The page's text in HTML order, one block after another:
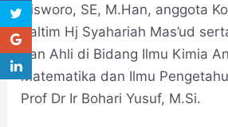
Kisworo, SE, M.Han, anggota
Kaltim Hj Syahariah Mas’ud
dan Ahli di Bidang Ilmu Kimia
Matematika dan Ilmu
Prof Dr Ir Bohari Yusuf, M.Si.